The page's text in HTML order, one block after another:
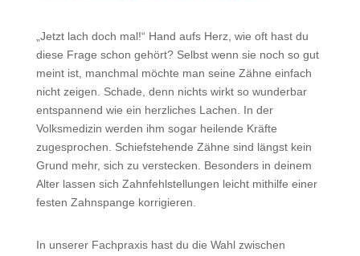
„Jetzt lach doch mal!“ Hand aufs Herz, wie oft hast du
diese Frage schon gehört? Selbst wenn sie noch so gut
meint ist, manchmal möchte man seine Zähne einfach
nicht zeigen. Schade, denn nichts wirkt so wunderbar
entspannend wie ein herzliches Lachen. In der
Volksmedizin werden ihm sogar heilende Kräfte
zugesprochen. Schiefstehende Zähne sind längst kein
Grund mehr, sich zu verstecken. Besonders in deinem
Alter lassen sich Zahnfehlstellungen leicht mithilfe einer
festen Zahnspange korrigieren.
In unserer Fachpraxis hast du die Wahl zwischen